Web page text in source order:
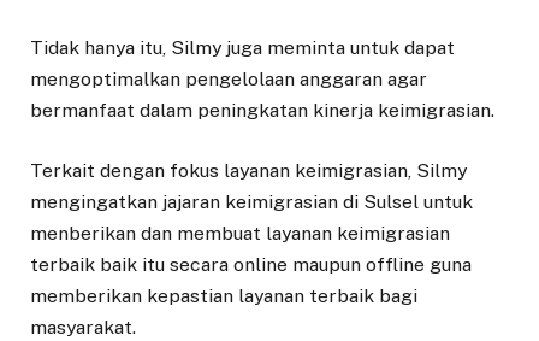
Tidak hanya itu, Silmy juga meminta untuk dapat
mengoptimalkan pengelolaan anggaran agar
bermanfaat dalam peningkatan kinerja keimigrasian.
Terkait dengan fokus layanan keimigrasian, Silmy
mengingatkan jajaran keimigrasian di Sulsel untuk
menberikan dan membuat layanan keimigrasian
terbaik baik itu secara online maupun offline guna
memberikan kepastian layanan terbaik bagi
masyarakat.